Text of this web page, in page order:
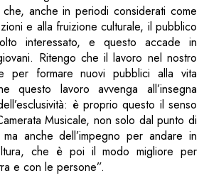
anche in periodi considerati come
e alla fruizione culturale, il pubblico
interessato, e questo accade in
Ritengo che il lavoro nel nostro
per formare nuovi pubblici alla vita
questo lavoro avvenga all’insegna
è proprio questo il senso
Musicale, non solo dal punto di
anche dell’impegno per andare in
che è poi il modo migliore per
e con le persone”.